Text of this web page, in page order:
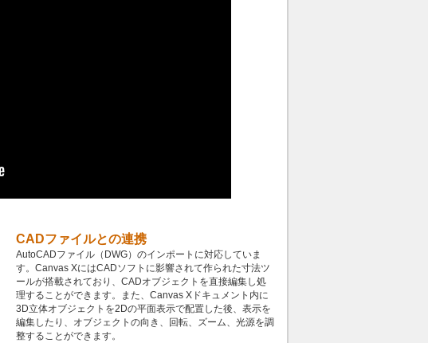
CADファイルとの連携
AutoCADファイル（DWG）のインポートに対応していま
す。Canvas XにはCADソフトに影響されて作られた寸法ツ
ールが搭載されており、CADオブジェクトを直接編集し処
理することができます。また、Canvas Xドキュメント内に
3D立体オブジェクトを2Dの平面表示で配置した後、表示を
編集したり、オブジェクトの向き、回転、ズーム、光源を調
整することができます。